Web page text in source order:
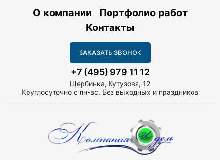
О компании
Портфолио работ
Контакты
ЗАКАЗАТЬ ЗВОНОК
+7 (495) 979 11 12
Щербинка, Кутузова, 12
Круглосуточно с пн-вс. Без выходных и праздников